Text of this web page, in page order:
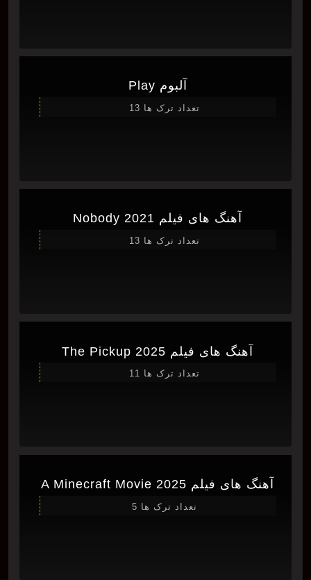
آلبوم Play
تعداد ترک ها 13
آهنگ های فیلم Nobody 2021
تعداد ترک ها 13
آهنگ های فیلم The Pickup 2025
تعداد ترک ها 11
آهنگ های فیلم A Minecraft Movie 2025
تعداد ترک ها 5